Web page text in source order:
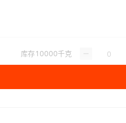
库存10000千克